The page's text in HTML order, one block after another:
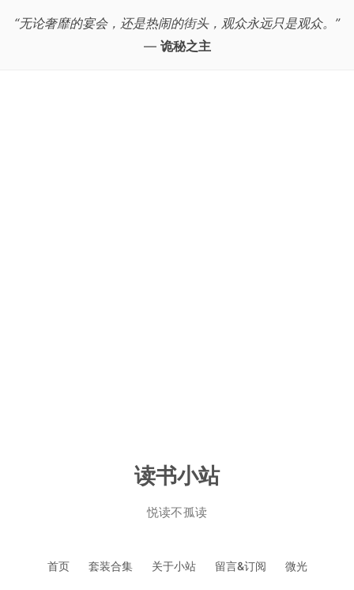
“无论奢靡的宴会，还是热闹的街头，观众永远只是观众。”
— 诡秘之主
读书小站
悦读不孤读
首页 套装合集 关于小站 留言&订阅 微光